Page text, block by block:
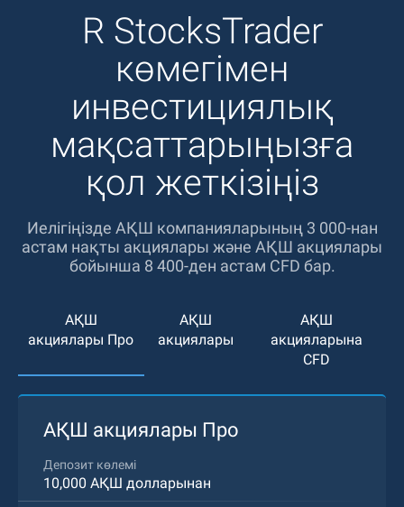
R StocksTrader
көмегімен
инвестициялық
мақсаттарыңызға
қол жеткізіңіз
Иелігіңізде АҚШ компанияларының 3 000-нан
астам нақты акциялары және АҚШ акциялары
бойынша 8 400-ден астам CFD бар.
АҚШ
акциялары Про
АҚШ
акциялары
АҚШ
акцияларына
CFD
АҚШ акциялары Про
Депозит көлемі
10,000 АҚШ долларынан